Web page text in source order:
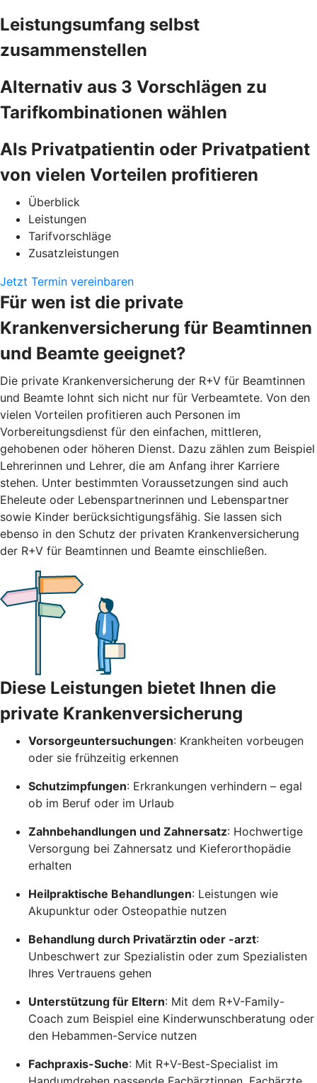
Leistungsumfang selbst
zusammenstellen
Alternativ aus 3 Vorschlägen zu
Tarifkombinationen wählen
Als Privatpatientin oder Privatpatient
von vielen Vorteilen profitieren
Überblick
Leistungen
Tarifvorschläge
Zusatzleistungen
Jetzt Termin vereinbaren
Für wen ist die private
Krankenversicherung für Beamtinnen
und Beamte geeignet?
Die private Krankenversicherung der R+V für Beamtinnen
und Beamte lohnt sich nicht nur für Verbeamtete. Von den
vielen Vorteilen profitieren auch Personen im
Vorbereitungsdienst für den einfachen, mittleren,
gehobenen oder höheren Dienst. Dazu zählen zum Beispiel
Lehrerinnen und Lehrer, die am Anfang ihrer Karriere
stehen. Unter bestimmten Voraussetzungen sind auch
Eheleute oder Lebenspartnerinnen und Lebenspartner
sowie Kinder berücksichtigungsfähig. Sie lassen sich
ebenso in den Schutz der privaten Krankenversicherung
der R+V für Beamtinnen und Beamte einschließen.
Diese Leistungen bietet Ihnen die
private Krankenversicherung
Vorsorgeuntersuchungen: Krankheiten vorbeugen
oder sie frühzeitig erkennen
Schutzimpfungen: Erkrankungen verhindern – egal
ob im Beruf oder im Urlaub
Zahnbehandlungen und Zahnersatz: Hochwertige
Versorgung bei Zahnersatz und Kieferorthopädie
erhalten
Heilpraktische Behandlungen: Leistungen wie
Akupunktur oder Osteopathie nutzen
Behandlung durch Privatärztin oder -arzt:
Unbeschwert zur Spezialistin oder zum Spezialisten
Ihres Vertrauens gehen
Unterstützung für Eltern: Mit dem R+V-Family-
Coach zum Beispiel eine Kinderwunschberatung oder
den Hebammen-Service nutzen
Fachpraxis-Suche: Mit R+V-Best-Specialist im